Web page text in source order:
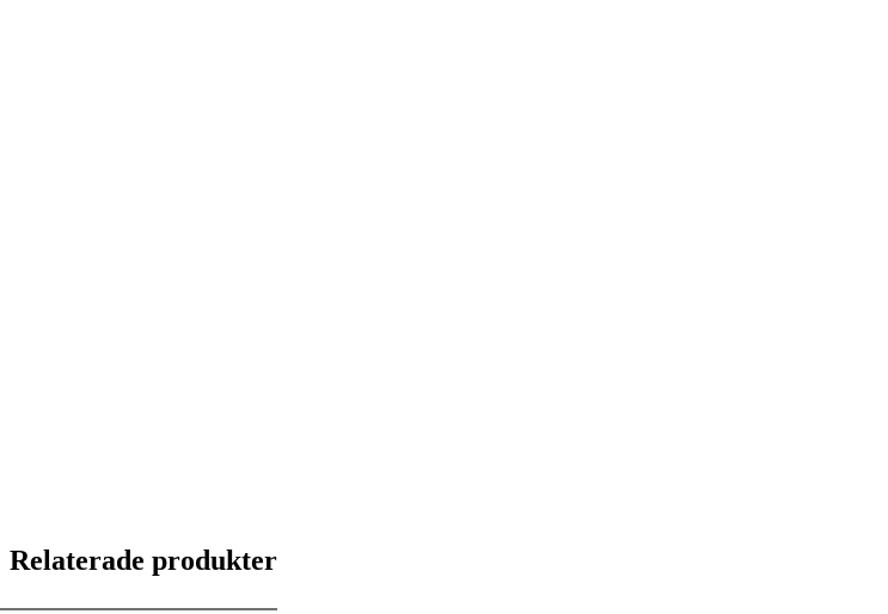
Relaterade produkter